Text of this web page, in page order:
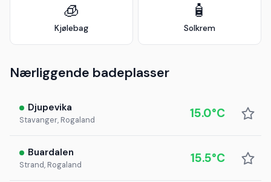
🧊
Kjølebag
🧴
Solkrem
Nærliggende badeplasser
Djupevika
Stavanger, Rogaland 15.0°C
Buardalen
Strand, Rogaland 15.5°C